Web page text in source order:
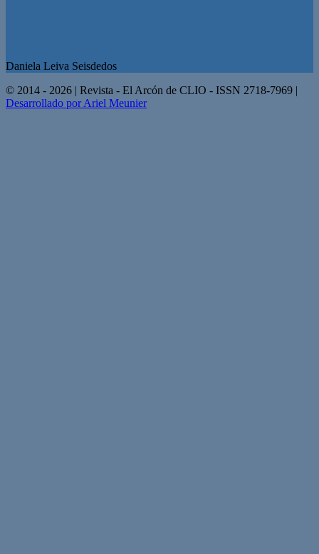
Daniela Leiva Seisdedos
© 2014 - 2026 | Revista - El Arcón de CLIO - ISSN 2718-7969 |
Desarrollado por Ariel Meunier